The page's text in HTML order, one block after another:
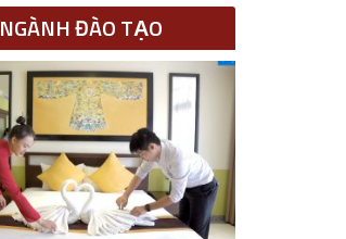
NGÀNH ĐÀO TẠO